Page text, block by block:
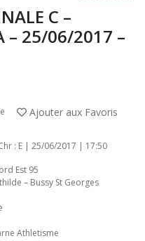
C –
– 25/06/2017 –
Ajouter aux Favoris
: E | 25/06/2017 | 17:50
Est 95
– Bussy St Georges
Athletisme